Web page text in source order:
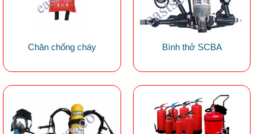
Chăn chống cháy Bình thở SCBA